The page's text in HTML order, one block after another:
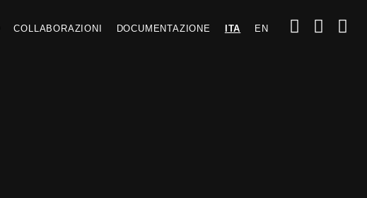
COLLABORAZIONI DOCUMENTAZIONE ITA EN